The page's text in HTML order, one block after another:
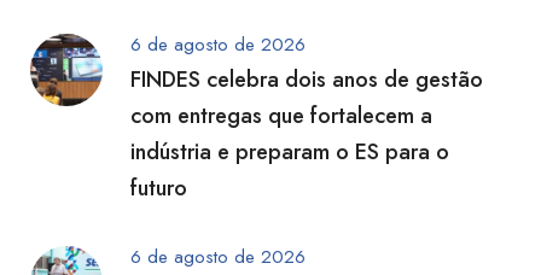
6 de agosto de 2026
FINDES celebra dois anos de gestão
com entregas que fortalecem a
indústria e preparam o ES para o
futuro
6 de agosto de 2026